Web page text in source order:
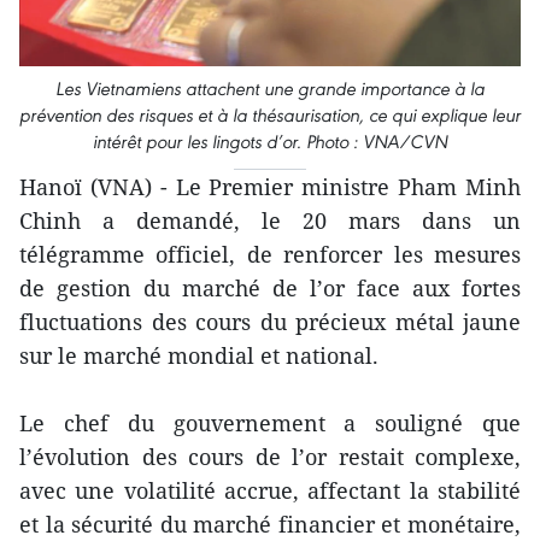
Les Vietnamiens attachent une grande importance à la
prévention des risques et à la thésaurisation, ce qui explique leur
intérêt pour les lingots d’or. Photo : VNA/CVN
Hanoï (VNA) - Le Premier ministre Pham Minh
Chinh a demandé, le 20 mars dans un
télégramme officiel, de renforcer les mesures
de gestion du marché de l’or face aux fortes
fluctuations des cours du précieux métal jaune
sur le marché mondial et national.
Le chef du gouvernement a souligné que
l’évolution des cours de l’or restait complexe,
avec une volatilité accrue, affectant la stabilité
et la sécurité du marché financier et monétaire,